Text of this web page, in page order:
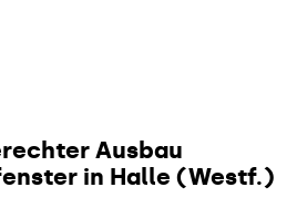
Ausbau
in Halle (Westf.)